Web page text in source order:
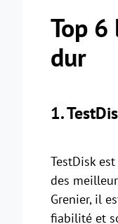
Top
dur
1.
TestDisk
des
Grenier, il
fiabilité et